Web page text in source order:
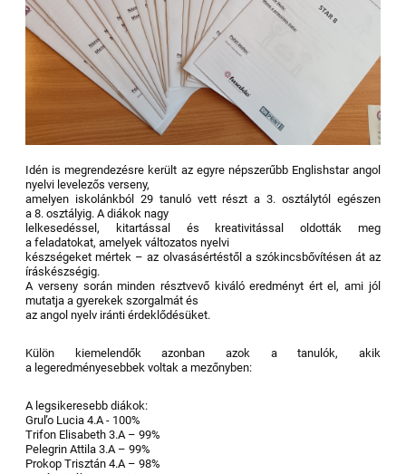
Idén is megrendezésre került az egyre népszerűbb Englishstar angol
nyelvi levelezős verseny,
amelyen iskolánkból 29 tanuló vett részt a 3. osztálytól egészen
a 8. osztályig. A diákok nagy
lelkesedéssel, kitartással és kreativitással oldották meg
a feladatokat, amelyek változatos nyelvi
készségeket mértek – az olvasásértéstől a szókincsbővítésen át az
íráskészségig.
A verseny során minden résztvevő kiváló eredményt ért el, ami jól
mutatja a gyerekek szorgalmát és
az angol nyelv iránti érdeklődésüket.
Külön kiemelendők azonban azok a tanulók, akik
a legeredményesebbek voltak a mezőnyben:
A legsikeresebb diákok:
Gruľo Lucia 4.A - 100%
Trifon Elisabeth 3.A – 99%
Pelegrin Attila 3.A – 99%
Prokop Trisztán 4.A – 98%